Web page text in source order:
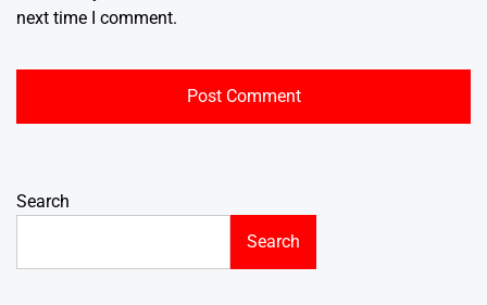
next time I comment.
Search
Search